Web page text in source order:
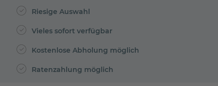
Riesige Auswahl
Vieles sofort verfügbar
Kostenlose Abholung möglich
Ratenzahlung möglich